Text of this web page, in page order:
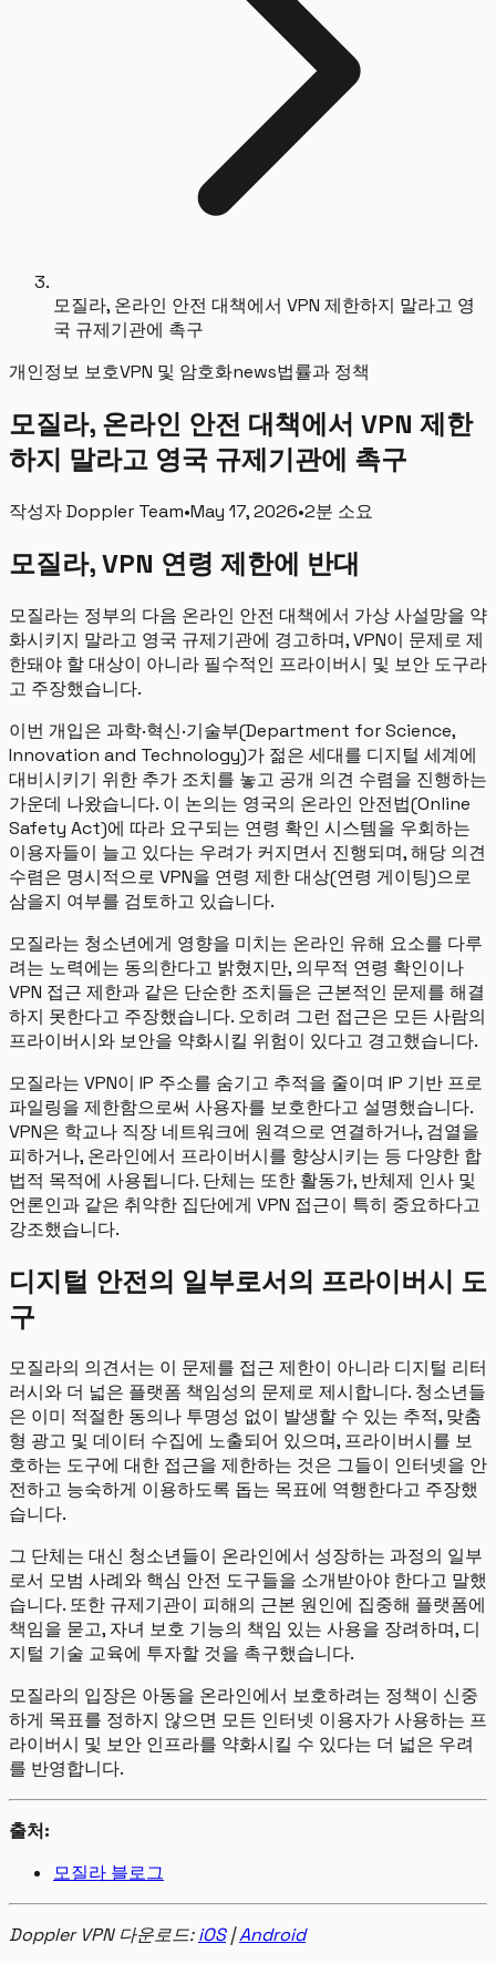
모질라, 온라인 안전 대책에서 VPN 제한하지 말라고 영
국 규제기관에 촉구
개인정보 보호VPN 및 암호화news법률과 정책
모질라, 온라인 안전 대책에서 VPN 제한
하지 말라고 영국 규제기관에 촉구
작성자Doppler Team•May 17, 2026•2분 소요
모질라, VPN 연령 제한에 반대
모질라는 정부의 다음 온라인 안전 대책에서 가상 사설망을 약
화시키지 말라고 영국 규제기관에 경고하며, VPN이 문제로 제
한돼야 할 대상이 아니라 필수적인 프라이버시 및 보안 도구라
고 주장했습니다.
이번 개입은 과학·혁신·기술부(Department for Science,
Innovation and Technology)가 젊은 세대를 디지털 세계에
대비시키기 위한 추가 조치를 놓고 공개 의견 수렴을 진행하는
가운데 나왔습니다. 이 논의는 영국의 온라인 안전법(Online
Safety Act)에 따라 요구되는 연령 확인 시스템을 우회하는
이용자들이 늘고 있다는 우려가 커지면서 진행되며, 해당 의견
수렴은 명시적으로 VPN을 연령 제한 대상(연령 게이팅)으로
삼을지 여부를 검토하고 있습니다.
모질라는 청소년에게 영향을 미치는 온라인 유해 요소를 다루
려는 노력에는 동의한다고 밝혔지만, 의무적 연령 확인이나
VPN 접근 제한과 같은 단순한 조치들은 근본적인 문제를 해결
하지 못한다고 주장했습니다. 오히려 그런 접근은 모든 사람의
프라이버시와 보안을 약화시킬 위험이 있다고 경고했습니다.
모질라는 VPN이 IP 주소를 숨기고 추적을 줄이며 IP 기반 프로
파일링을 제한함으로써 사용자를 보호한다고 설명했습니다.
VPN은 학교나 직장 네트워크에 원격으로 연결하거나, 검열을
피하거나, 온라인에서 프라이버시를 향상시키는 등 다양한 합
법적 목적에 사용됩니다. 단체는 또한 활동가, 반체제 인사 및
언론인과 같은 취약한 집단에게 VPN 접근이 특히 중요하다고
강조했습니다.
디지털 안전의 일부로서의 프라이버시 도
구
모질라의 의견서는 이 문제를 접근 제한이 아니라 디지털 리터
러시와 더 넓은 플랫폼 책임성의 문제로 제시합니다. 청소년들
은 이미 적절한 동의나 투명성 없이 발생할 수 있는 추적, 맞춤
형 광고 및 데이터 수집에 노출되어 있으며, 프라이버시를 보
호하는 도구에 대한 접근을 제한하는 것은 그들이 인터넷을 안
전하고 능숙하게 이용하도록 돕는 목표에 역행한다고 주장했
습니다.
그 단체는 대신 청소년들이 온라인에서 성장하는 과정의 일부
로서 모범 사례와 핵심 안전 도구들을 소개받아야 한다고 말했
습니다. 또한 규제기관이 피해의 근본 원인에 집중해 플랫폼에
책임을 묻고, 자녀 보호 기능의 책임 있는 사용을 장려하며, 디
지털 기술 교육에 투자할 것을 촉구했습니다.
모질라의 입장은 아동을 온라인에서 보호하려는 정책이 신중
하게 목표를 정하지 않으면 모든 인터넷 이용자가 사용하는 프
라이버시 및 보안 인프라를 약화시킬 수 있다는 더 넓은 우려
를 반영합니다.
출처:
모질라 블로그
Doppler VPN 다운로드:iOS|Android